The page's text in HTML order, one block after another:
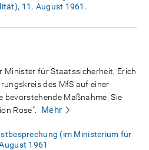
11. August 1961.
Minister für Staatssicherheit, Erich
des MfS auf einer
bevorstehende Maßnahme. Sie
Rose".
Mehr
(im Ministerium für
1961